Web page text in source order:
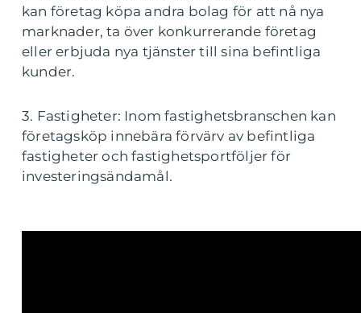
kan företag köpa andra bolag för att nå nya
marknader, ta över konkurrerande företag
eller erbjuda nya tjänster till sina befintliga
kunder.
3. Fastigheter: Inom fastighetsbranschen kan
företagsköp innebära förvärv av befintliga
fastigheter och fastighetsportföljer för
investeringsändamål.